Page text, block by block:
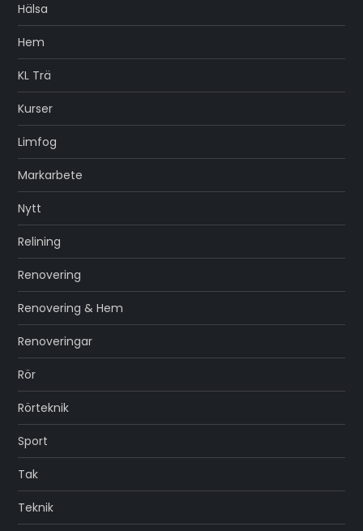
Hälsa
Hem
KL Trä
Kurser
Limfog
Markarbete
Nytt
Relining
Renovering
Renovering & Hem
Renoveringar
Rör
Rörteknik
Sport
Tak
Teknik